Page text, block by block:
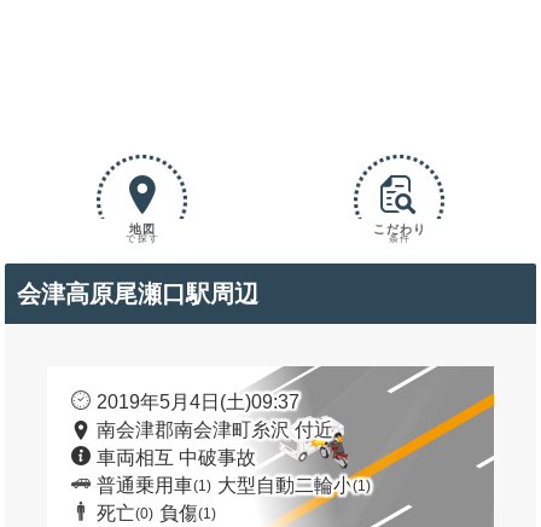
地図
で探す
こだわり
条件
会津高原尾瀬口駅周辺
2019年5月4日(土)09:37
南会津郡南会津町糸沢 付近
車両相互 中破事故
普通乗用車(1) 大型自動二輪小(1)
死亡(0) 負傷(1)